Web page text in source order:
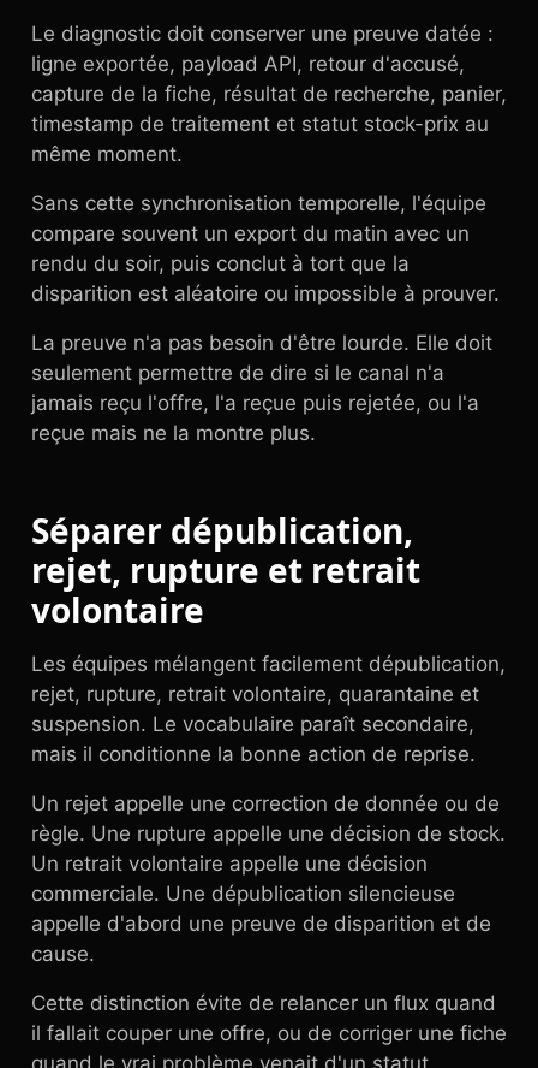
Le diagnostic doit conserver une preuve datée :
ligne exportée, payload API, retour d'accusé,
capture de la fiche, résultat de recherche, panier,
timestamp de traitement et statut stock-prix au
même moment.
Sans cette synchronisation temporelle, l'équipe
compare souvent un export du matin avec un
rendu du soir, puis conclut à tort que la
disparition est aléatoire ou impossible à prouver.
La preuve n'a pas besoin d'être lourde. Elle doit
seulement permettre de dire si le canal n'a
jamais reçu l'offre, l'a reçue puis rejetée, ou l'a
reçue mais ne la montre plus.
Séparer dépublication,
rejet, rupture et retrait
volontaire
Les équipes mélangent facilement dépublication,
rejet, rupture, retrait volontaire, quarantaine et
suspension. Le vocabulaire paraît secondaire,
mais il conditionne la bonne action de reprise.
Un rejet appelle une correction de donnée ou de
règle. Une rupture appelle une décision de stock.
Un retrait volontaire appelle une décision
commerciale. Une dépublication silencieuse
appelle d'abord une preuve de disparition et de
cause.
Cette distinction évite de relancer un flux quand
il fallait couper une offre, ou de corriger une fiche
quand le vrai problème venait d'un statut